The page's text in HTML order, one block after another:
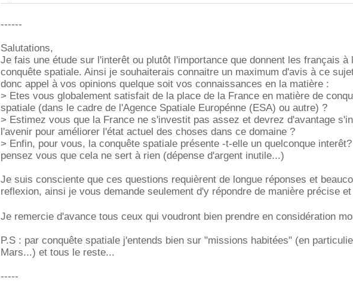
------
Salutations,
Je fais une étude sur l'interêt ou plutôt l'importance que donnent les français à
conquête spatiale. Ainsi je souhaiterais connaitre un maximum d'avis à ce
donc appel à vos opinions quelque soit vos connaissances en la matière :
> Etes vous globalement satisfait de la place de la France en matière de
spatiale (dans le cadre de l'Agence Spatiale Europénne (ESA) ou autre) ?
> Estimez vous que la France ne s'investit pas assez et devrez d'avantage
l'avenir pour améliorer l'état actuel des choses dans ce domaine ?
> Enfin, pour vous, la conquête spatiale présente -t-elle un quelconque
pensez vous que cela ne sert à rien (dépense d'argent inutile...)
Je suis consciente que ces questions requièrent de longue réponses et
reflexion, ainsi je vous demande seulement d'y répondre de manière précise
Je remercie d'avance tous ceux qui voudront bien prendre en considération
P.S : par conquête spatiale j'entends bien sur "missions habitées" (en
Mars...) et tous le reste...
-----